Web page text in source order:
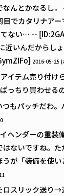
んとかなるし
でカタリナア
ない… --
近いんだからし
2016-05-25 (
イテム売り付け
っちり買わせる
もパッチだわ
ヘンダーの重装
ないですね。
が「装備を使
スリック送り